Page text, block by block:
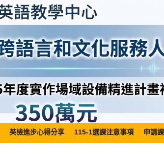
英檢進步心得分享 115-1選課注意事項 申請